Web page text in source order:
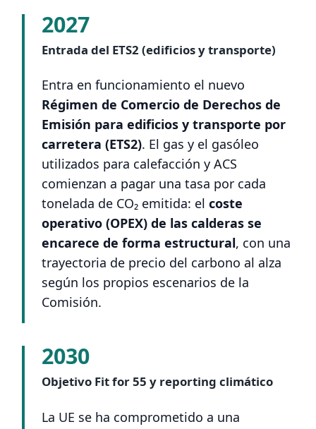
2027
Entrada del ETS2 (edificios y transporte)
Entra en funcionamiento el nuevo
Régimen de Comercio de Derechos de
Emisión para edificios y transporte por
carretera (ETS2). El gas y el gasóleo
utilizados para calefacción y ACS
comienzan a pagar una tasa por cada
tonelada de CO₂ emitida: el coste
operativo (OPEX) de las calderas se
encarece de forma estructural, con una
trayectoria de precio del carbono al alza
según los propios escenarios de la
Comisión.
2030
Objetivo Fit for 55 y reporting climático
La UE se ha comprometido a una